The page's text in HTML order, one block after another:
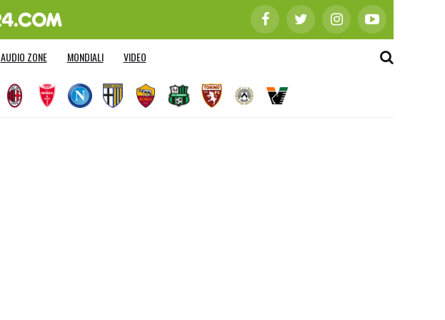
AUDIO ZONE MONDIALI VIDEO